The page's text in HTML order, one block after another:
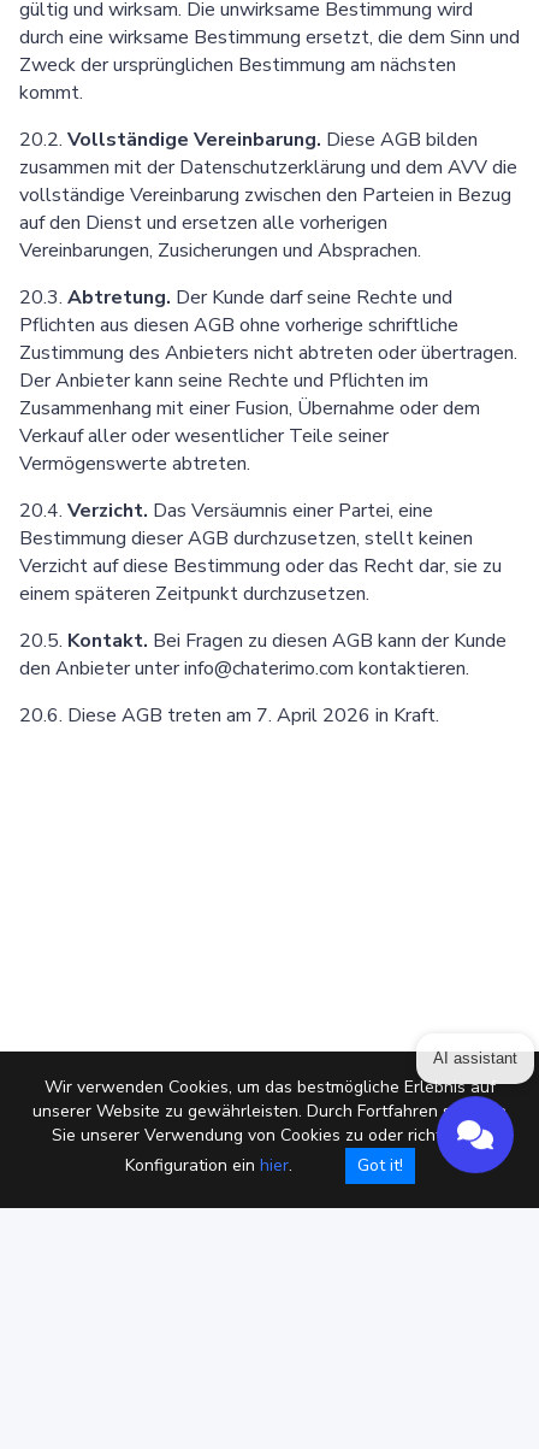
Wir verwenden Cookies, um das bestmögliche Erlebnis auf
unserer Website zu gewährleisten. Durch Fortfahren stimmen
Sie unserer Verwendung von Cookies zu oder richten die
Konfiguration ein hier. Got it!
gültig und wirksam. Die unwirksame Bestimmung wird
durch eine wirksame Bestimmung ersetzt, die dem Sinn und
Zweck der ursprünglichen Bestimmung am nächsten
kommt.
20.2. Vollständige Vereinbarung. Diese AGB bilden
zusammen mit der Datenschutzerklärung und dem AVV die
vollständige Vereinbarung zwischen den Parteien in Bezug
auf den Dienst und ersetzen alle vorherigen
Vereinbarungen, Zusicherungen und Absprachen.
20.3. Abtretung. Der Kunde darf seine Rechte und
Pflichten aus diesen AGB ohne vorherige schriftliche
Zustimmung des Anbieters nicht abtreten oder übertragen.
Der Anbieter kann seine Rechte und Pflichten im
Zusammenhang mit einer Fusion, Übernahme oder dem
Verkauf aller oder wesentlicher Teile seiner
Vermögenswerte abtreten.
20.4. Verzicht. Das Versäumnis einer Partei, eine
Bestimmung dieser AGB durchzusetzen, stellt keinen
Verzicht auf diese Bestimmung oder das Recht dar, sie zu
einem späteren Zeitpunkt durchzusetzen.
20.5. Kontakt. Bei Fragen zu diesen AGB kann der Kunde
den Anbieter unter info@chaterimo.com kontaktieren.
20.6. Diese AGB treten am 7. April 2026 in Kraft.
AI assistant